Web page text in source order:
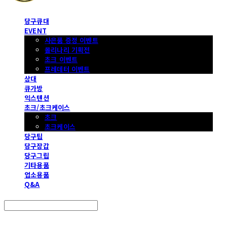
당구큐대
EVENT
사은품 증정 이벤트
몰리나리 기획전
초크 이벤트
프레데터 이벤트
상대
큐가방
익스텐션
초크/초크케이스
초크
초크케이스
당구팁
당구장갑
당구그립
기타용품
업소용품
Q&A